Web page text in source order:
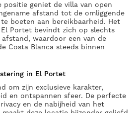
positie geniet de villa van open
afstand tot de omliggende
boeten aan bereikbaarheid. Het
Portet bevindt zich op slechts
waardoor een van de
Costa Blanca steeds binnen
in El Portet
om zijn exclusieve karakter,
en ontspannen sfeer. De perfecte
en de nabijheid van het